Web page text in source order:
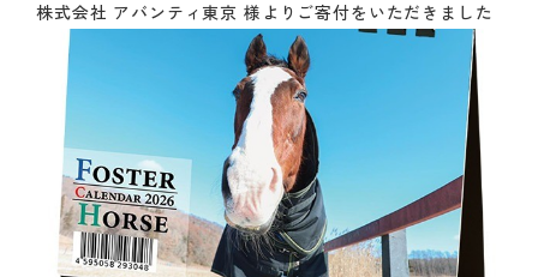
株式会社 アバンティ東京 様よりご寄付をいただきました